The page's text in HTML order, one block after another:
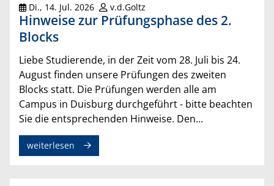
Di., 14. Jul. 2026 v.d.Goltz
Hinweise zur Prüfungsphase des 2.
Blocks
Liebe Studierende, in der Zeit vom 28. Juli bis 24.
August finden unsere Prüfungen des zweiten
Blocks statt. Die Prüfungen werden alle am
Campus in Duisburg durchgeführt - bitte beachten
Sie die entsprechenden Hinweise. Den...
weiterlesen